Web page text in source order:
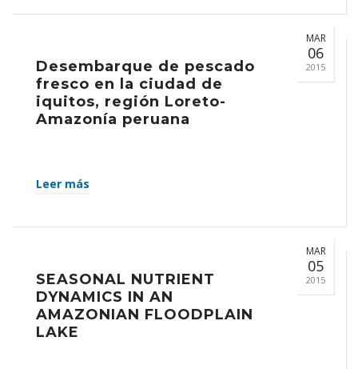
MAR
06
2015
Desembarque de pescado
fresco en la ciudad de
iquitos, región Loreto-
Amazonía peruana
Leer más
MAR
05
2015
SEASONAL NUTRIENT
DYNAMICS IN AN
AMAZONIAN FLOODPLAIN
LAKE